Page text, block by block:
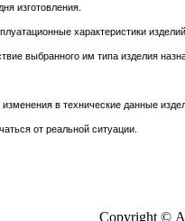
изготовления.
характеристики
выбранного им типа изделия
в технические данные
от реальной ситуации.
Copyright ©